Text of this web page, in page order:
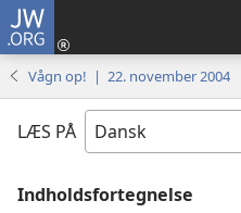
JW.ORG
Vågn op! | 22. november 2004
LÆS PÅ
Indholdsfortegnelse